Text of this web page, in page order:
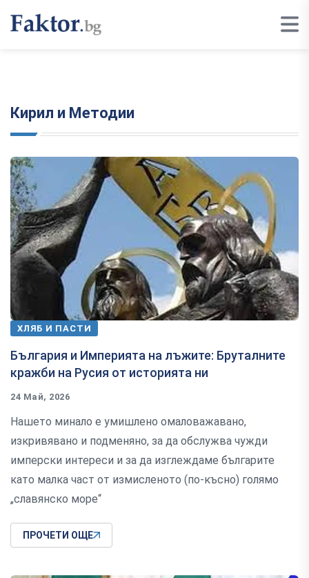
Кирил и Методии
ХЛЯБ И ПАСТИ
България и Империята на лъжите: Бруталните
кражби на Русия от историята ни
24 Май, 2026
Нашето минало е умишлено омаловажавано,
изкривявано и подменяно, за да обслужва чужди
имперски интереси и за да изглеждаме българите
като малка част от измисленото (по-късно) голямо
„славянско море“
ПРОЧЕТИ ОЩЕ